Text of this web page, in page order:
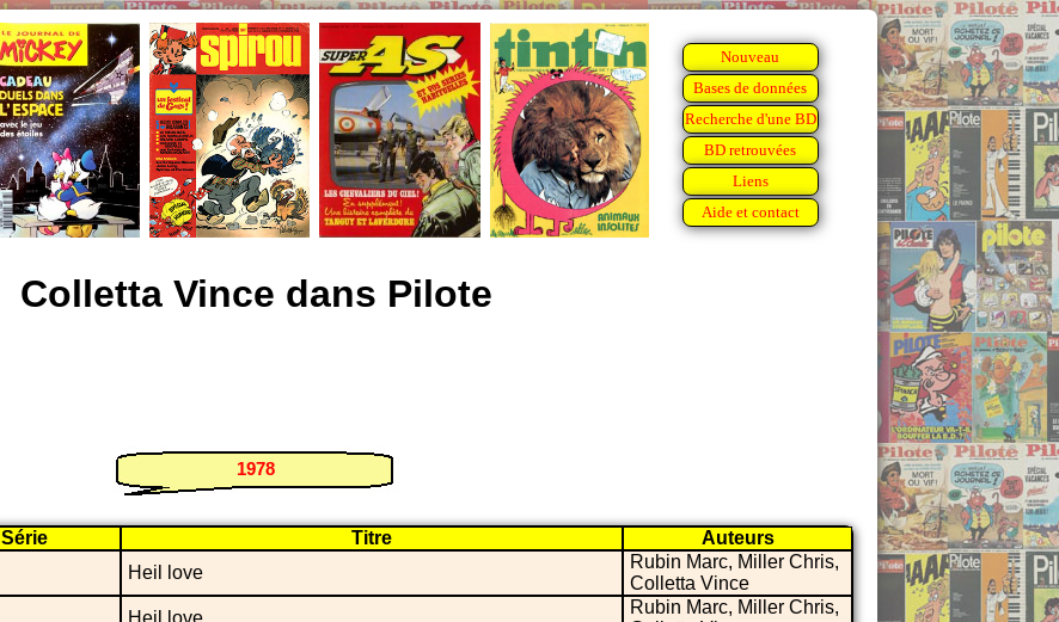
Nouveau
Bases de données
Recherche d'une BD
BD retrouvées
Liens
Aide et contact
Colletta Vince dans Pilote
1978
Série Titre
Auteurs
Heil love
Rubin Marc, Miller Chris,
Colletta Vince
Heil love
Rubin Marc, Miller Chris,